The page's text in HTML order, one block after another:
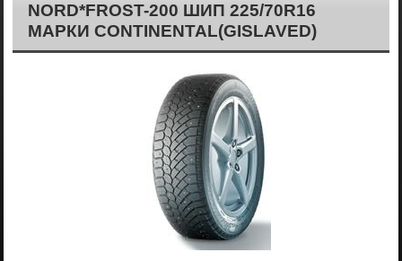
NORD*FROST-200 ШИП 225/70R16
МАРКИ CONTINENTAL(GISLAVED)